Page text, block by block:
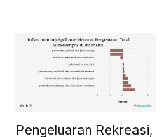
Pengeluaran Rekreasi,